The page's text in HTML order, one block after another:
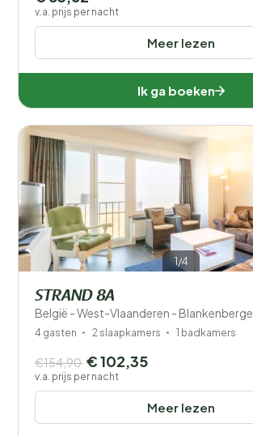
Meer lezen
v.a. prijs per nacht
Ik ga boeken
1/4
STRAND 8A
België - West-Vlaanderen - Blankenberge
4 gasten 2 slaapkamers 1 badkamers
Meer lezen
€154,90 € 102,35
v.a. prijs per nacht